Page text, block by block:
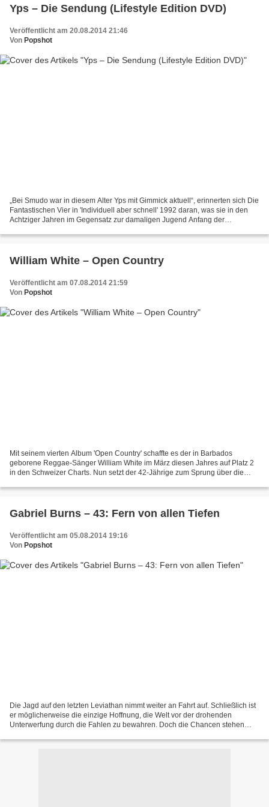
Yps – Die Sendung (Lifestyle Edition DVD)
Veröffentlicht am 20.08.2014 21:46
Von Popshot
„Bei Smudo war in diesem Alter Yps mit Gimmick aktuell“, erinnerten sich Die
Fantastischen Vier in 'Individuell aber schnell' 1992 daran, was sie in den
Achtziger Jahren im Gegensatz zur damaligen Jugend Anfang der
William White – Open Country
Veröffentlicht am 07.08.2014 21:59
Von Popshot
Mit seinem vierten Album 'Open Country' schaffte es der in Barbados
geborene Reggae-Sänger William White im März diesen Jahres auf Platz 2
in den Schweizer Charts. Nun setzt der 42-Jährige zum Sprung über die
Gabriel Burns – 43: Fern von allen Tiefen
Veröffentlicht am 05.08.2014 19:16
Von Popshot
Die Jagd auf den letzten Leviathan nimmt weiter an Fahrt auf. Schließlich ist
er möglicherweise die einzige Hoffnung, die Welt vor der drohenden
Unterwerfung durch die Fahlen zu bewahren. Doch die Chancen stehen